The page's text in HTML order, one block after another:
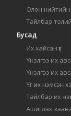
Олон
Тайлбар
Бусад
Их хайсан үг
Үнэлгээ их
Үнэлгээ их
Үг их нэмсэн
Тайлбар их
Ашиглах